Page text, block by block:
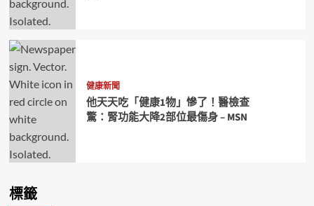
健康新聞
他天天吃「健康1物」慘了！醫檢查
驚：腎功能大降2部位最傷身 – MSN
標籤